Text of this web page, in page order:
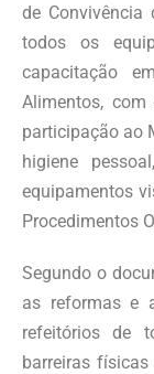
de Convivência
todos os
capacitação
Alimentos,
participação ao
higiene
equipamentos
Procedimentos
Segundo o
as reformas e
refeitórios de
barreiras